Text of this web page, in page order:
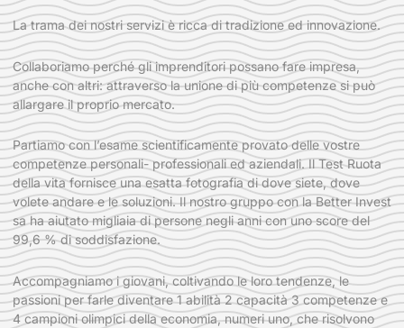
La trama dei nostri servizi è ricca di tradizione ed innovazione.
Collaboriamo perché gli imprenditori possano fare impresa,
anche con altri: attraverso la unione di più competenze si può
allargare il proprio mercato.
Partiamo con l’esame scientificamente provato delle vostre
competenze personali- professionali ed aziendali. Il Test Ruota
della vita fornisce una esatta fotografia di dove siete, dove
volete andare e le soluzioni. Il nostro gruppo con la Better Invest
sa ha aiutato migliaia di persone negli anni con uno score del
99,6 % di soddisfazione.
Accompagniamo i giovani, coltivando le loro tendenze, le
passioni per farle diventare 1 abilità 2 capacità 3 competenze e
4 campioni olimpici della economia, numeri uno, che risolvono